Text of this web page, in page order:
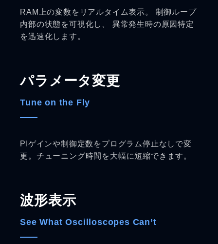
RAM上の変数をリアルタイム表示。 制御ループ
内部の状態を可視化し、 異常発生時の原因特定
を迅速化します。
パラメータ変更
Tune on the Fly
PIゲインや制御定数をプログラム停止なしで変
更。チューニング時間を大幅に短縮できます。
波形表示
See What Oscilloscopes Can’t